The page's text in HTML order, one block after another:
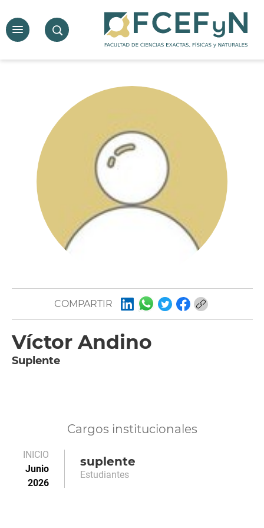
COMPARTIR
Víctor Andino
Suplente
Cargos institucionales
INICIO
Junio
2026
suplente
Estudiantes